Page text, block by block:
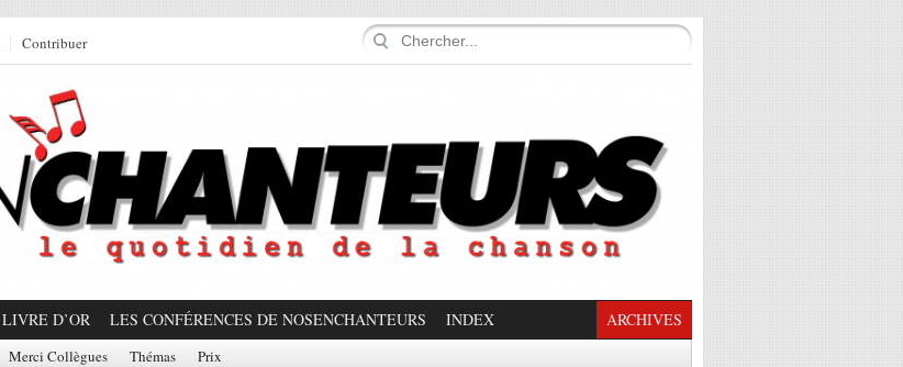
Contribuer
LIVRE D’OR LES CONFÉRENCES DE NOSENCHANTEURS INDEX ARCHIVES
Merci Collègues Thémas Prix